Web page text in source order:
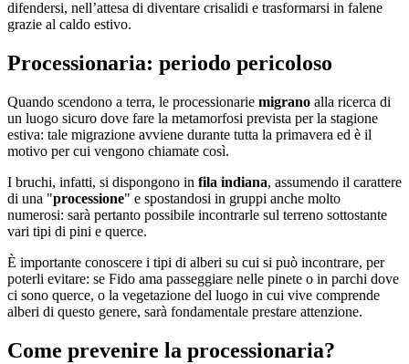
difendersi, nell’attesa di diventare crisalidi e trasformarsi in falene
grazie al caldo estivo.
Processionaria: periodo pericoloso
Quando scendono a terra, le processionarie migrano alla ricerca di
un luogo sicuro dove fare la metamorfosi prevista per la stagione
estiva: tale migrazione avviene durante tutta la primavera ed è il
motivo per cui vengono chiamate così.
I bruchi, infatti, si dispongono in fila indiana, assumendo il carattere
di una "processione" e spostandosi in gruppi anche molto
numerosi: sarà pertanto possibile incontrarle sul terreno sottostante
vari tipi di pini e querce.
È importante conoscere i tipi di alberi su cui si può incontrare, per
poterli evitare: se Fido ama passeggiare nelle pinete o in parchi dove
ci sono querce, o la vegetazione del luogo in cui vive comprende
alberi di questo genere, sarà fondamentale prestare attenzione.
Come prevenire la processionaria?